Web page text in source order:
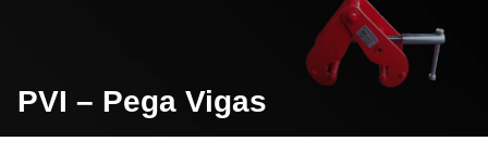
PVI – Pega Vigas